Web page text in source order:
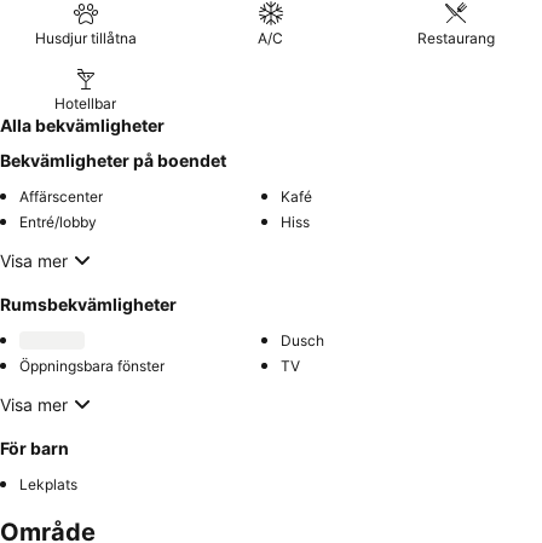
Husdjur tillåtna A/C Restaurang
Hotellbar
Alla bekvämligheter
Bekvämligheter på boendet
Affärscenter
Kafé
Entré/lobby
Hiss
Visa mer
Rumsbekvämligheter
Dusch
Öppningsbara fönster
TV
Visa mer
För barn
Lekplats
Område